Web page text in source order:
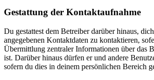
Gestattung der Kontaktaufnahme
Du gestattest dem Betreiber darüber hinaus,
angegebenen Kontaktdaten zu kontaktieren,
Übermittlung zentraler Informationen über das
ist. Darüber hinaus dürfen er und andere
sofern du dies in deinem persönlichen Bereich